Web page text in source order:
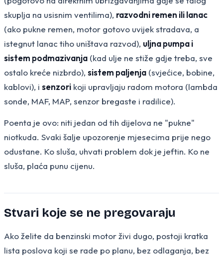
skuplja na usisnim ventilima), razvodni remen ili lanac
(ako pukne remen, motor gotovo uvijek stradava, a
istegnut lanac tiho uništava razvod), uljna pumpa i
sistem podmazivanja (kad ulje ne stiže gdje treba, sve
ostalo kreće nizbrdo), sistem paljenja (svjećice, bobine,
kablovi), i senzori koji upravljaju radom motora (lambda
sonde, MAF, MAP, senzor bregaste i radilice).
Poenta je ovo: niti jedan od tih dijelova ne "pukne"
niotkuda. Svaki šalje upozorenje mjesecima prije nego
odustane. Ko sluša, uhvati problem dok je jeftin. Ko ne
sluša, plaća punu cijenu.
Stvari koje se ne pregovaraju
Ako želite da benzinski motor živi dugo, postoji kratka
lista poslova koji se rade po planu, bez odlaganja, bez